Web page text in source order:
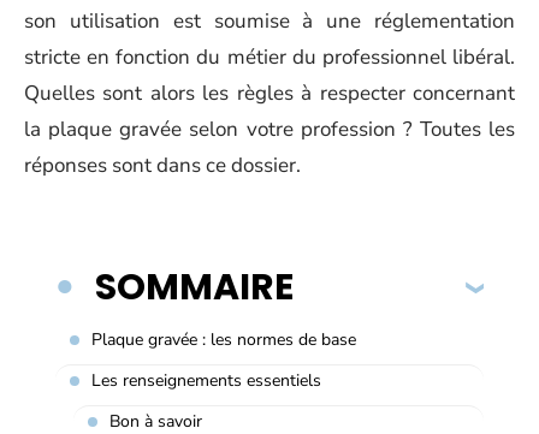
son utilisation est soumise à une réglementation
stricte en fonction du métier du professionnel libéral.
Quelles sont alors les règles à respecter concernant
la plaque gravée selon votre profession ? Toutes les
réponses sont dans ce dossier.
SOMMAIRE
Plaque gravée : les normes de base
Les renseignements essentiels
Bon à savoir